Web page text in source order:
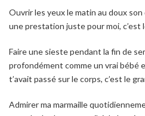
Ouvrir les yeux le matin au doux son
une prestation juste pour moi, c’est
Faire une sieste pendant la fin de
profondément comme un vrai bébé
t’avait passé sur le corps, c’est le
Admirer ma marmaille